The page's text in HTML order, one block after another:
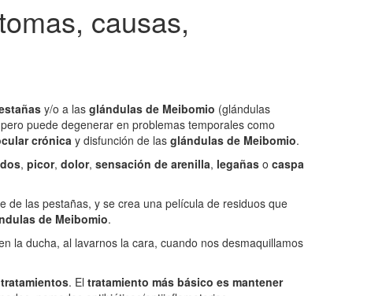
causas,
y/o a las glándulas de Meibomio (glándulas
puede degenerar en problemas temporales como
crónica y disfunción de las glándulas de Meibomio.
, picor, dolor, sensación de arenilla, legañas o caspa
de las pestañas, y se crea una película de residuos que
de Meibomio.
la ducha, al lavarnos la cara, cuando nos desmaquillamos
tratamientos. El tratamiento más básico es mantener